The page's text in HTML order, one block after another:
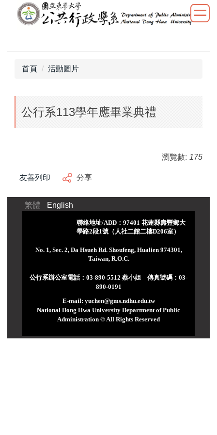
內
首頁 活動圖片
公行系113學年應畢業典禮
瀏覽數: 175
友善列印 分享
繁體 English
聯絡地址/ADD：97401 花蓮縣壽豐鄉大
學路2段1號（人社二館二樓D206室）
No. 1, Sec. 2, Da Hsueh Rd. Shoufeng, Hualien 974301,
Taiwan, R.O.C.
公行系辦公室電話：03-890-5512 蔡小姐 傳真號碼：03-
890-0191
E-mail: yuchen@gms.ndhu.edu.tw
National Dong Hwa University Department of Public
Administration © All Rights Reserved